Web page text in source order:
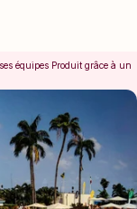
équipes Produit grâce à un